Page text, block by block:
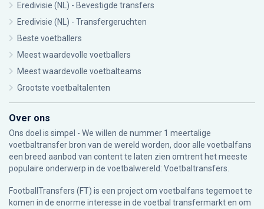
Eredivisie (NL) - Bevestigde transfers
Eredivisie (NL) - Transfergeruchten
Beste voetballers
Meest waardevolle voetballers
Meest waardevolle voetbalteams
Grootste voetbaltalenten
Over ons
Ons doel is simpel - We willen de nummer 1 meertalige
voetbaltransfer bron van de wereld worden, door alle voetbalfans
een breed aanbod van content te laten zien omtrent het meeste
populaire onderwerp in de voetbalwereld: Voetbaltransfers.
FootballTransfers (FT) is een project om voetbalfans tegemoet te
komen in de enorme interesse in de voetbal transfermarkt en om